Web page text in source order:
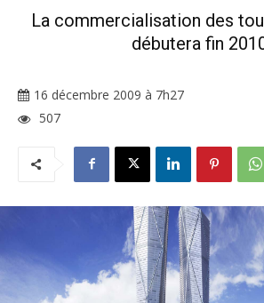
La commercialisation des
débutera fin
16 décembre 2009 à 7h27
507